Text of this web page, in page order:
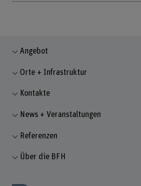
Angebot
Orte + Infrastruktur
Kontakte
News + Veranstaltungen
Referenzen
Über die BFH